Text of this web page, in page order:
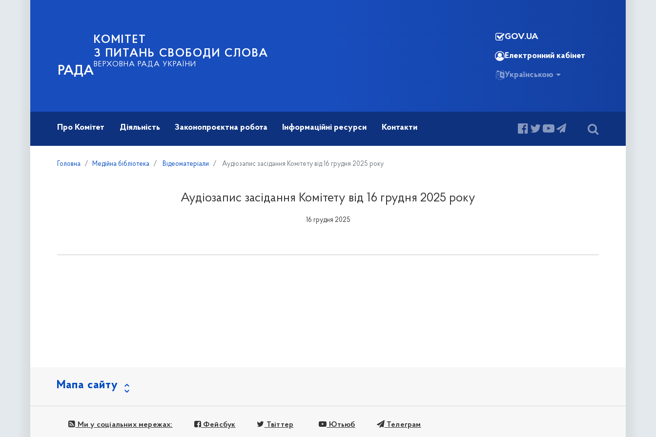
РАДА
КОМІТЕТ
З ПИТАНЬ СВОБОДИ СЛОВА
ВЕРХОВНА РАДА УКРАЇНИ
GOV.UA
Електронний кабінет
Українською
Про Комітет Діяльність Законопроєктна робота Інформаційні ресурси Контакти
Головна Медійна бібліотека Відеоматеріали Аудіозапис засідання Комітету від 16 грудня 2025 року
Аудіозапис засідання Комітету від 16 грудня 2025 року
16 грудня 2025
Мапа сайту
Ми у соціальних мережах: Фейсбук Твіттер Ютьюб Телеграм